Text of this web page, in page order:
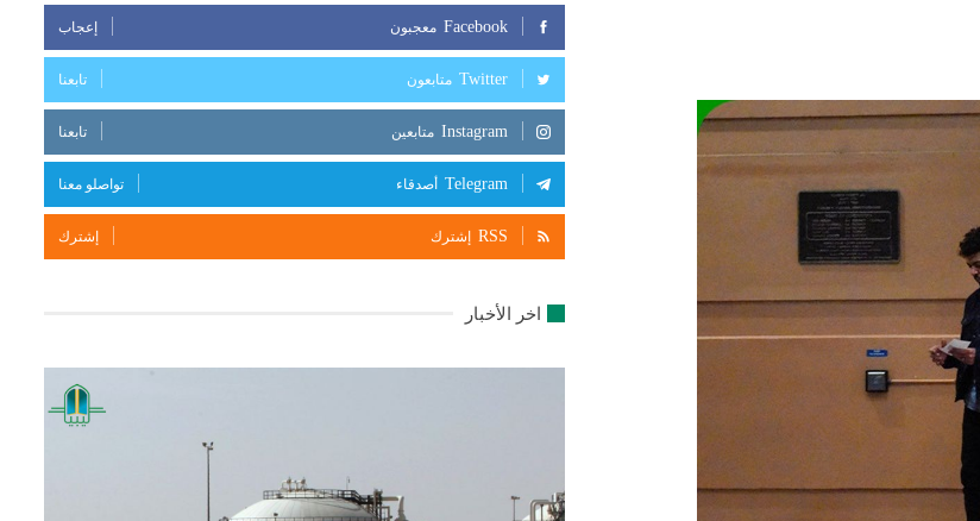
Facebook معجبون إعجاب
Twitter متابعون تابعنا
Instagram متابعين تابعنا
Telegram أصدقاء تواصلو معنا
RSS إشترك إشترك
اخر الأخبار